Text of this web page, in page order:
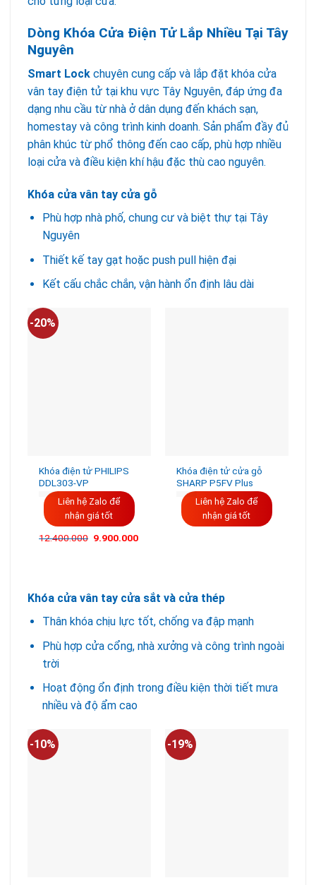
Dòng Khóa Cửa Điện Tử Lắp Nhiều Tại Tây
Nguyên
Smart Lock chuyên cung cấp và lắp đặt khóa cửa
vân tay điện tử tại khu vực Tây Nguyên, đáp ứng đa
dạng nhu cầu từ nhà ở dân dụng đến khách sạn,
homestay và công trình kinh doanh. Sản phẩm đầy đủ
phân khúc từ phổ thông đến cao cấp, phù hợp nhiều
loại cửa và điều kiện khí hậu đặc thù cao nguyên.
Khóa cửa vân tay cửa gỗ
Phù hợp nhà phố, chung cư và biệt thự tại Tây
Nguyên
Thiết kế tay gạt hoặc push pull hiện đại
Kết cấu chắc chắn, vận hành ổn định lâu dài
-20%
Khóa điện tử PHILIPS
DDL303-VP
Liên hệ Zalo để
nhận giá tốt
12.400.000 9.900.000
Khóa điện tử cửa gỗ
SHARP P5FV Plus
Liên hệ Zalo để
nhận giá tốt
Khóa cửa vân tay cửa sắt và cửa thép
Thân khóa chịu lực tốt, chống va đập mạnh
Phù hợp cửa cổng, nhà xưởng và công trình ngoài
trời
Hoạt động ổn định trong điều kiện thời tiết mưa
nhiều và độ ẩm cao
-10% -19%